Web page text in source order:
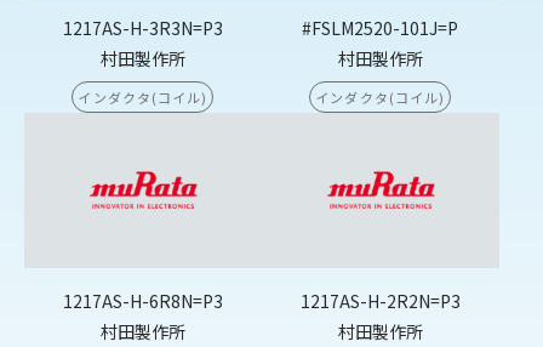
1217AS-H-3R3N=P3
村田製作所
インダクタ(コイル)
#FSLM2520-101J=P
村田製作所
インダクタ(コイル)
1217AS-H-6R8N=P3
村田製作所
1217AS-H-2R2N=P3
村田製作所